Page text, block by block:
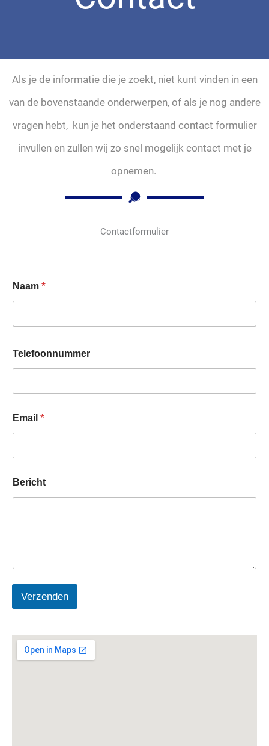
Als je de informatie die je zoekt, niet kunt vinden in een
van de bovenstaande onderwerpen, of als je nog andere
vragen hebt, kun je het onderstaand contact formulier
invullen en zullen wij zo snel mogelijk contact met je
opnemen.
Contactformulier
Naam *
Telefoonnummer
m
a
*
Email *
Bericht
Verzenden